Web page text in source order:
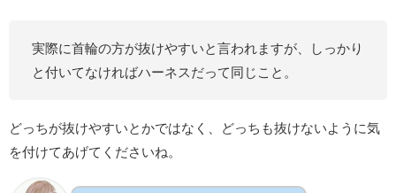
実際に首輪の方が抜けやすいと言われますが、しっかり
と付いてなければハーネスだって同じこと。
どっちが抜けやすいとかではなく、どっちも抜けないように気
を付けてあげてくださいね。